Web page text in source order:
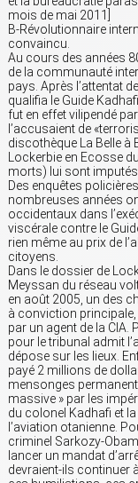
mois de mai 2011]
B-Révolutionnaire
convaincu.
Au cours des années
de la communauté
pays. Après l’attentat
qualifia le Guide
fut en effet vilipendé
l’accusaient de
discothèque La Belle à
Lockerbie en Ecosse
morts) lui sont imputés.
Des enquêtes
nombreuses années
occidentaux dans
viscérale contre le
rien même au prix de
citoyens.
Dans le dossier de
Meyssan du réseau
en août 2005, un des
à conviction principale,
par un agent de la CIA.
pour le tribunal admit
dépose sur les lieux.
payé 2 millions de
mensonges
massive » par les
du colonel Kadhafi et
l’aviation otanienne.
criminel Sarkozy-
lancer un mandat
devraient-ils continuer